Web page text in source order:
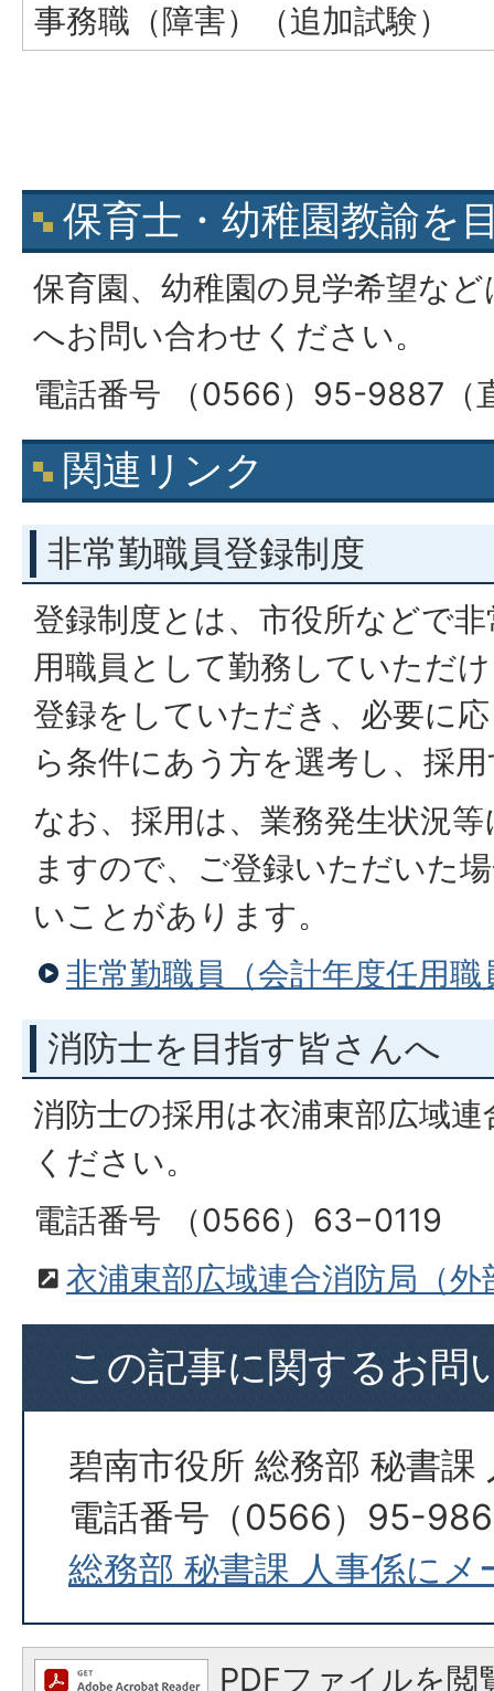
事務職（障害）（追加試験）
保育士・幼稚園教諭を
保育園、幼稚園の見学希望な
へお問い合わせください。
電話番号 （0566）95-9887（
関連リンク
非常勤職員登録制度
登録制度とは、市役所などで
用職員として勤務していただ
登録をしていただき、必要に
ら条件にあう方を選考し、採
なお、採用は、業務発生状況
ますので、ご登録いただいた
いことがあります。
非常勤職員（会計年度任用職
消防士を目指す皆さんへ
消防士の採用は衣浦東部広域
ください。
電話番号 （0566）63−0119
衣浦東部広域連合消防局（
この記事に関するお問
碧南市役所 総務部 秘書課
電話番号（0566）95-
総務部 秘書課 人事係にメ
PDFファイルを閲